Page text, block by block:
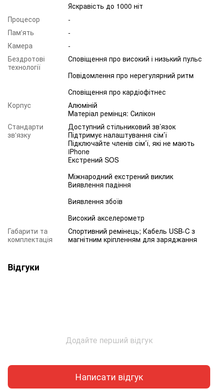
Яскравість до 1000 ніт
Процесор
-
Пам'ять
-
Камера
-
Бездротові
технології
Сповіщення про високий і низький пульс
Повідомлення про нерегулярний ритм
Сповіщення про кардіофітнес
Корпус
Алюміній
Матеріал ремінця: Силікон
Стандарти
зв'язку
Доступний стільниковий зв’язок
Підтримує налаштування сім’ї
Підключайте членів сім’ї, які не мають
iPhone
Екстрений SOS
Міжнародний екстрений виклик
Виявлення падіння
Виявлення збоїв
Високий акселерометр
Габарити та
комплектація
Спортивний ремінець; Кабель USB-C з
магнітним кріпленням для заряджання
Відгуки
Додайте перший відгук
Написати відгук